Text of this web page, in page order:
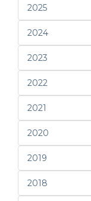
2025
2024
2023
2022
2021
2020
2019
2018